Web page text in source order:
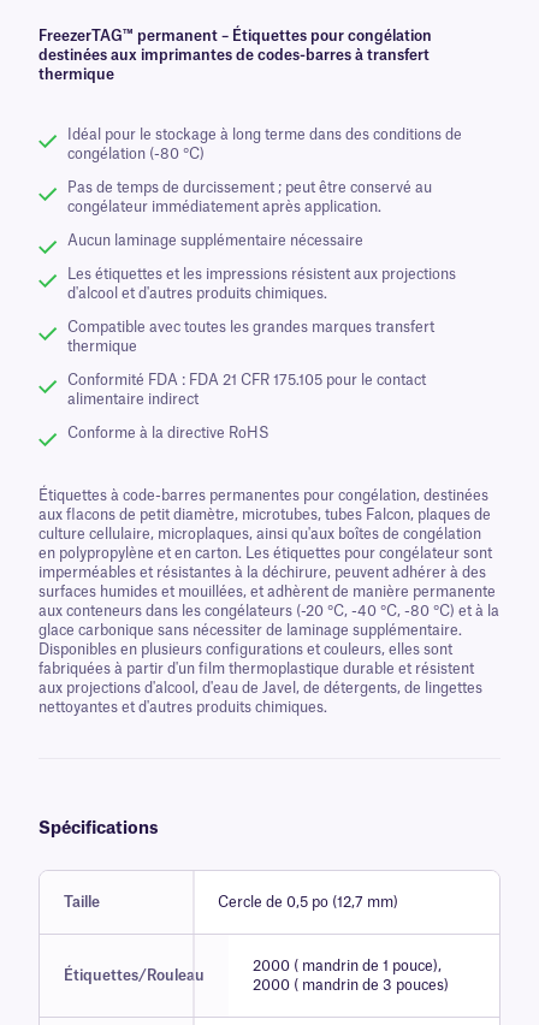
FreezerTAG™ permanent – Étiquettes pour congélation
destinées aux imprimantes de codes-barres à transfert
thermique
Idéal pour le stockage à long terme dans des conditions de
congélation (-80 °C)
Pas de temps de durcissement ; peut être conservé au
congélateur immédiatement après application.
Aucun laminage supplémentaire nécessaire
Les étiquettes et les impressions résistent aux projections
d'alcool et d'autres produits chimiques.
Compatible avec toutes les grandes marques transfert
thermique
Conformité FDA : FDA 21 CFR 175.105 pour le contact
alimentaire indirect
Conforme à la directive RoHS
Étiquettes à code-barres permanentes pour congélation, destinées
aux flacons de petit diamètre, microtubes, tubes Falcon, plaques de
culture cellulaire, microplaques, ainsi qu'aux boîtes de congélation
en polypropylène et en carton. Les étiquettes pour congélateur sont
imperméables et résistantes à la déchirure, peuvent adhérer à des
surfaces humides et mouillées, et adhèrent de manière permanente
aux conteneurs dans les congélateurs (-20 °C, -40 °C, -80 °C) et à la
glace carbonique sans nécessiter de laminage supplémentaire.
Disponibles en plusieurs configurations et couleurs, elles sont
fabriquées à partir d'un film thermoplastique durable et résistent
aux projections d'alcool, d'eau de Javel, de détergents, de lingettes
nettoyantes et d'autres produits chimiques.
Spécifications
Taille Cercle de 0,5 po (12,7 mm)
Étiquettes/Rouleau
2000 ( mandrin de 1 pouce),
2000 ( mandrin de 3 pouces)